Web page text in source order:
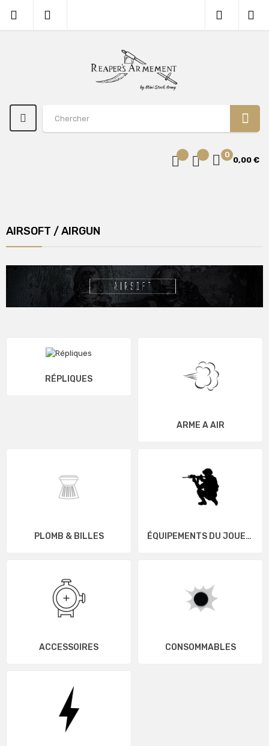
0
0,00 €
AIRSOFT / AIRGUN
RÉPLIQUES
ARME A AIR
PLOMB & BILLES ÉQUIPEMENTS DU JOUEUR
ACCESSOIRES CONSOMMABLES